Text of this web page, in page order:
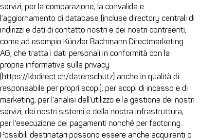
servizi, per la comparazione, la convalida e
l’aggiornamento di database (incluse directory centrali di
indirizzi e dati di contatto nostri e dei nostri contraenti,
come ad esempio Künzler Bachmann Directmarketing
AG, che tratta i dati personali in conformità con la
propria informativa sulla privacy
(https://kbdirect.ch/datenschutz) anche in qualità di
responsabile per propri scopi), per scopi di incasso e di
marketing, per l’analisi dell’utilizzo e la gestione dei nostri
servizi, dei nostri sistemi e della nostra infrastruttura,
per l‘esecuzione dei pagamenti nonché per factoring.
Possibili destinatari possono essere anche acquirenti o